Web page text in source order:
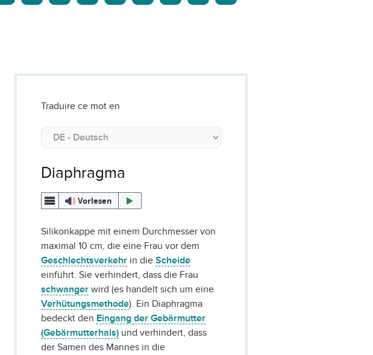
Traduire ce mot en
Diaphragma
Vorlesen
Silikonkappe mit einem Durchmesser von
maximal 10 cm, die eine Frau vor dem
Geschlechtsverkehr in dieScheide
einführt. Sie verhindert, dass die Frau
schwanger wird (es handelt sich um eine
Verhütungsmethode). Ein Diaphragma
bedeckt den Eingang der Gebärmutter
(Gebärmutterhals) und verhindert, dass
der Samen des Mannes in die